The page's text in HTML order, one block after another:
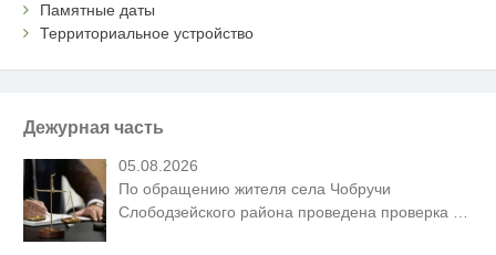
Памятные даты
Территориальное устройство
Дежурная часть
05.08.2026
По обращению жителя села Чобручи
Слободзейского района проведена проверка